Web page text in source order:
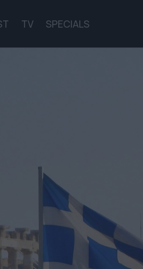
TV SPECIALS